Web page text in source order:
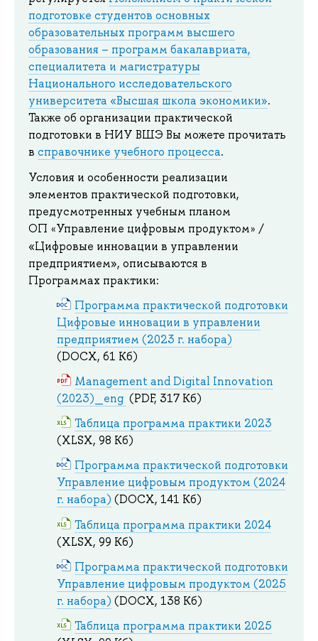
подготовке студентов основных
образовательных программ высшего
образования – программ бакалавриата,
специалитета и магистратуры
Национального исследовательского
университета «Высшая школа экономики».
Также об организации практической
подготовки в НИУ ВШЭ Вы можете прочитать
в справочнике учебного процесса.
Условия и особенности реализации
элементов практической подготовки,
предусмотренных учебным планом
ОП «Управление цифровым продуктом» /
«Цифровые инновации в управлении
предприятием», описываются в
Программах практики:
Программа практической подготовки
Цифровые инновации в управлении
предприятием (2023 г. набора)
(DOCX, 61 Кб)
Management and Digital Innovation
(2023)_eng (PDF, 317 Кб)
Таблица программа практики 2023
(XLSX, 98 Кб)
Программа практической подготовки
Управление цифровым продуктом (2024
г. набора) (DOCX, 141 Кб)
Таблица программа практики 2024
(XLSX, 99 Кб)
Программа практической подготовки
Управление цифровым продуктом (2025
г. набора) (DOCX, 138 Кб)
Таблица программа практики 2025